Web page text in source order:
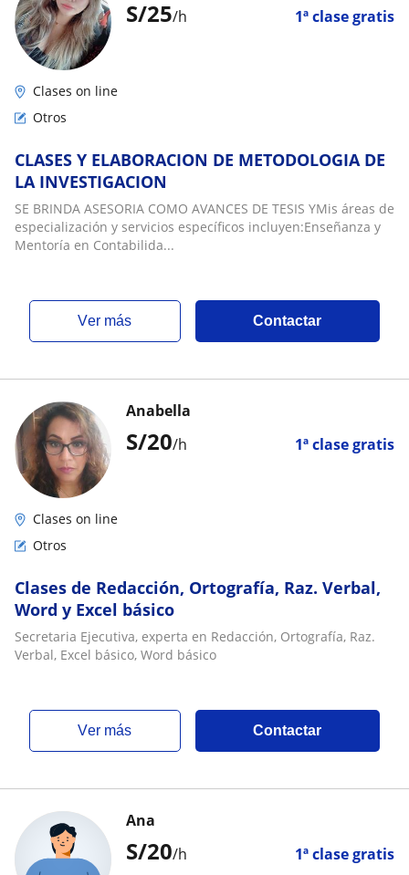
S/25/h 1ª clase gratis
Clases on line
Otros
CLASES Y ELABORACION DE METODOLOGIA DE
LA INVESTIGACION
SE BRINDA ASESORIA COMO AVANCES DE TESIS YMis áreas de
especialización y servicios específicos incluyen:Enseñanza y
Mentoría en Contabilida...
ver más Contactar
S/20/h 1ª clase gratis
Anabella
Clases on line
Otros
Clases de Redacción, Ortografía, Raz. Verbal,
Word y Excel básico
Secretaria Ejecutiva, experta en Redacción, Ortografía, Raz.
Verbal, Excel básico, Word básico
ver más Contactar
S/20/h 1ª clase gratis
Ana